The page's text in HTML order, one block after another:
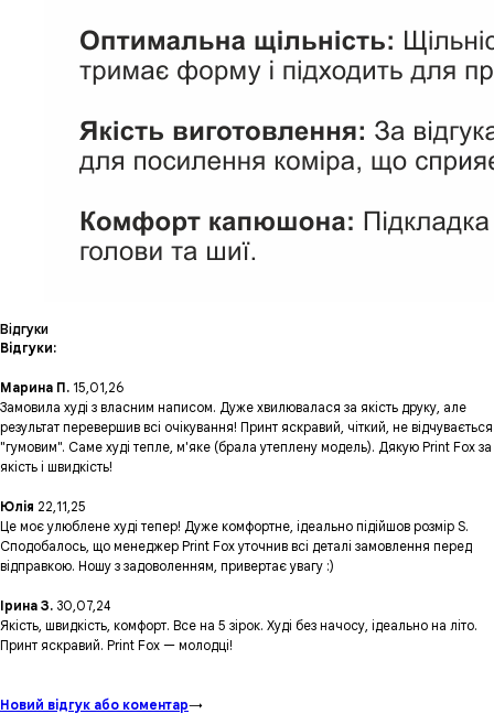
Відгуки
Відгуки:
Марина П. 15,01,26
Замовила худі з власним написом. Дуже хвилювалася за якість друку, але
результат перевершив всі очікування! Принт яскравий, чіткий, не відчувається
"гумовим". Саме худі тепле, м'яке (брала утеплену модель). Дякую Print Fox за
якість і швидкість!
Юлія 22,11,25
Це моє улюблене худі тепер! Дуже комфортне, ідеально підійшов розмір S.
Сподобалось, що менеджер Print Fox уточнив всі деталі замовлення перед
відправкою. Ношу з задоволенням, привертає увагу :)
Ірина З. 30,07,24
Якість, швидкість, комфорт. Все на 5 зірок. Худі без начосу, ідеально на літо.
Принт яскравий. Print Fox — молодці!
Новий відгук або коментар→